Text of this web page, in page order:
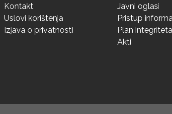
Kontakt
Uslovi korištenja
Izjava o privatnosti
Javni oglasi
Pristup
Plan integriteta
Akti